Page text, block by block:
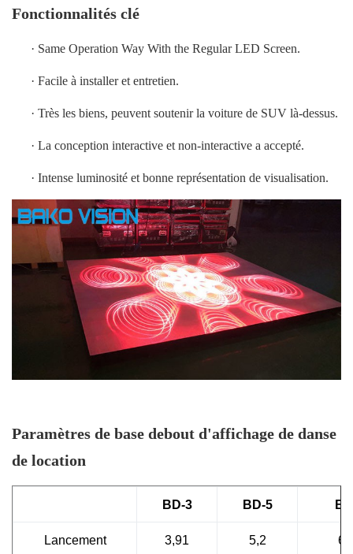
régénération :
Il attire plus de trafics, ont l'amusement
Fonctionnalités clé
· Same Operation Way With the Regular LED Screen.
· Facile à installer et entretien.
· Très les biens, peuvent soutenir la voiture de SUV là-dessus.
· La conception interactive et non-interactive a accepté.
· Intense luminosité et bonne représentation de visualisation.
Paramètres de base debout d'affichage de danse
de location
BD-3 BD-5
Lancement
3,91
5,2